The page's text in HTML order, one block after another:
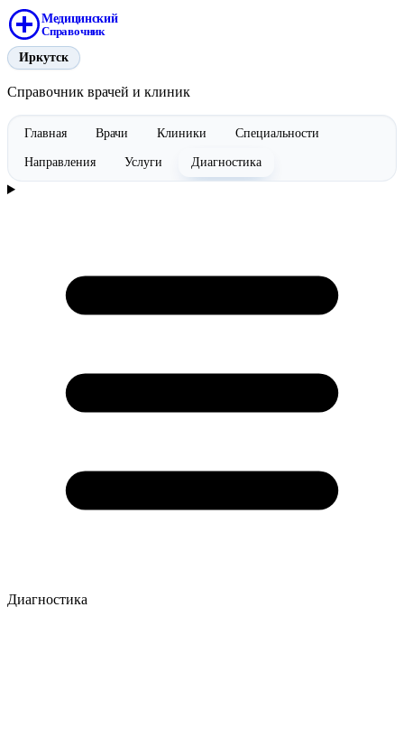
Медицинский
Справочник
Иркутск
Справочник врачей и клиник
Главная Врачи Клиники Специальности
Направления Услуги Диагностика
Диагностика